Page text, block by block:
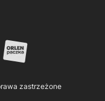
zastrzeżone